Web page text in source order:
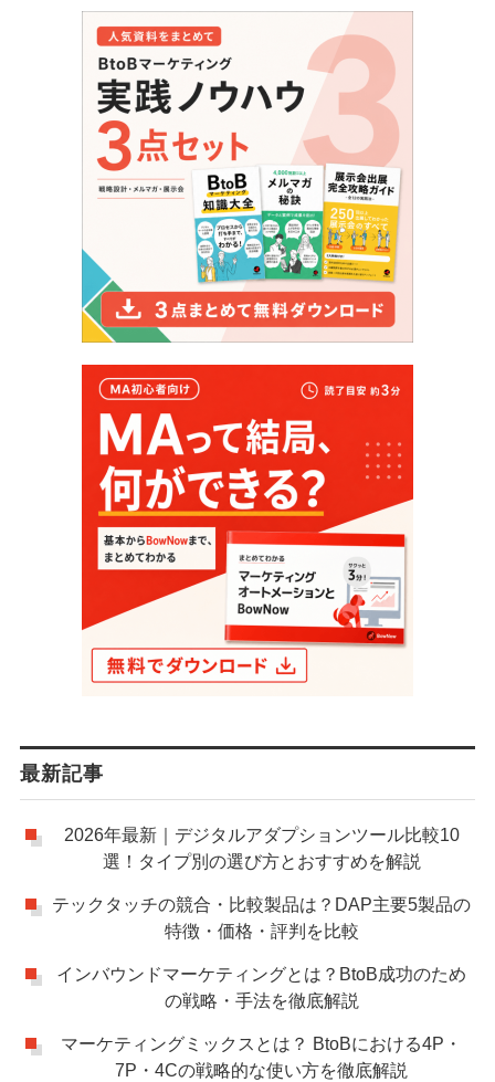
最新記事
2026年最新｜デジタルアダプションツール比較10
選！タイプ別の選び方とおすすめを解説
テックタッチの競合・比較製品は？DAP主要5製品の
特徴・価格・評判を比較
インバウンドマーケティングとは？BtoB成功のため
の戦略・手法を徹底解説
マーケティングミックスとは？ BtoBにおける4P・
7P・4Cの戦略的な使い方を徹底解説